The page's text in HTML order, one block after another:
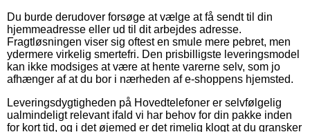
Du burde derudover forsøge at vælge at få sendt til din
hjemmeadresse eller ud til dit arbejdes adresse.
Fragtløsningen viser sig oftest en smule mere pebret, men
ydermere virkelig smertefri. Den prisbilligste leveringsmodel
kan ikke modsiges at være at hente varerne selv, som jo
afhænger af at du bor i nærheden af e-shoppens hjemsted.
Leveringsdygtigheden på Hovedtelefoner er selvfølgelig
ualmindeligt relevant ifald vi har behov for din pakke inden
for kort tid, og i det øjemed er det rimelig klogt at du gransker